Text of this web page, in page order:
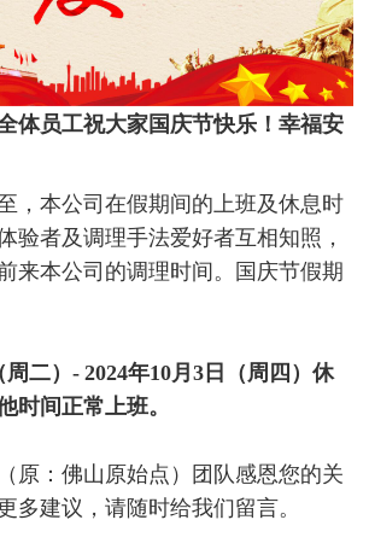
体员工祝大家国庆节快乐！幸福安
，本公司在假期间的上班及休息时
验者及调理手法爱好者互相知照，
来本公司的调理时间。国庆节假期
周二）- 2024年10月3日（周四）休
时间正常上班。
原：佛山原始点）团队感恩您的关
多建议，请随时给我们留言。